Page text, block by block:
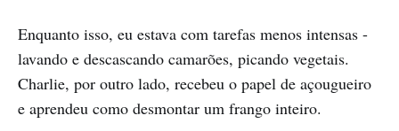
Enquanto isso, eu estava com tarefas menos intensas -
lavando e descascando camarões, picando vegetais.
Charlie, por outro lado, recebeu o papel de açougueiro
e aprendeu como desmontar um frango inteiro.